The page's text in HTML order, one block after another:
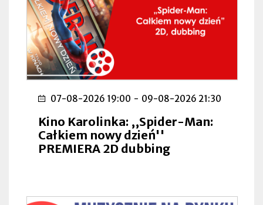
07-08-2026 19:00 - 09-08-2026 21:30
Kino Karolinka: ,,Spider-Man:
Całkiem nowy dzień''
PREMIERA 2D dubbing